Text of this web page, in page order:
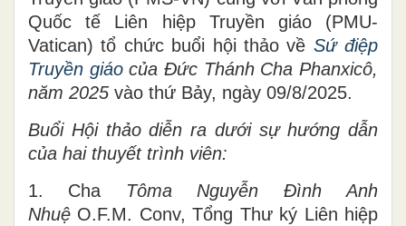
Quốc tế Liên hiệp Truyền giáo (PMU-
Vatican) tổ chức buổi hội thảo về Sứ điệp
Truyền giáocủa Đức Thánh Cha Phanxicô,
năm 2025 vào thứ Bảy, ngày 09/8/2025.
Buổi Hội thảo diễn ra dưới sự hướng dẫn
của hai thuyết trình viên:
1. Cha Tôma Nguyễn Đình Anh
Nhuệ O.F.M. Conv, Tổng Thư ký Liên hiệp